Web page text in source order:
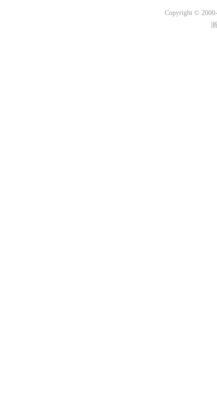
Copyright ©